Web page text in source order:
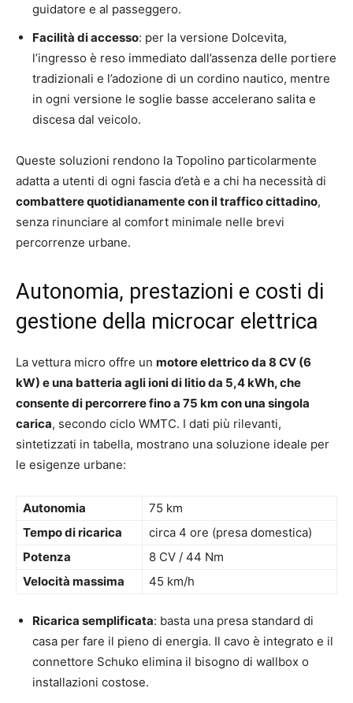
guidatore e al passeggero.
Facilità di accesso: per la versione Dolcevita,
l’ingresso è reso immediato dall’assenza delle portiere
tradizionali e l’adozione di un cordino nautico, mentre
in ogni versione le soglie basse accelerano salita e
discesa dal veicolo.
Queste soluzioni rendono la Topolino particolarmente
adatta a utenti di ogni fascia d’età e a chi ha necessità di
combattere quotidianamente con il traffico cittadino,
senza rinunciare al comfort minimale nelle brevi
percorrenze urbane.
Autonomia, prestazioni e costi di
gestione della microcar elettrica
La vettura micro offre un motore elettrico da 8 CV (6
kW) e una batteria agli ioni di litio da 5,4 kWh, che
consente di percorrere fino a 75 km con una singola
carica, secondo ciclo WMTC. I dati più rilevanti,
sintetizzati in tabella, mostrano una soluzione ideale per
le esigenze urbane:
Autonomia
75 km
Tempo di ricarica
circa 4 ore (presa domestica)
Potenza
8 CV / 44 Nm
Velocità massima
45 km/h
Ricarica semplificata: basta una presa standard di
casa per fare il pieno di energia. Il cavo è integrato e il
connettore Schuko elimina il bisogno di wallbox o
installazioni costose.